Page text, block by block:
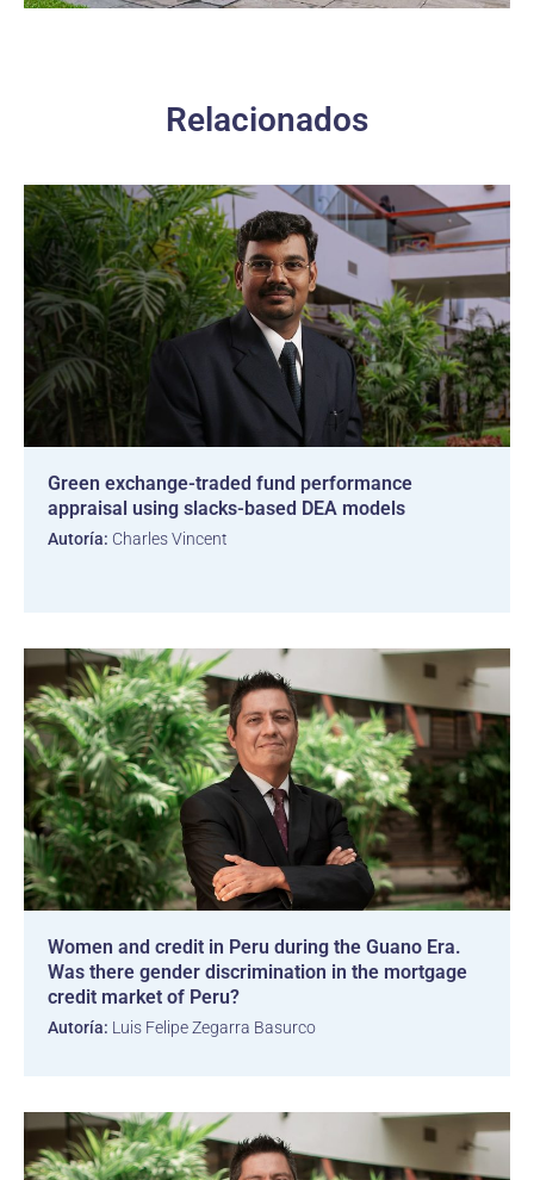
Relacionados
Green exchange-traded fund performance
appraisal using slacks-based DEA models
Autoría: Charles Vincent
Women and credit in Peru during the Guano Era.
Was there gender discrimination in the mortgage
credit market of Peru?
Autoría: Luis Felipe Zegarra Basurco